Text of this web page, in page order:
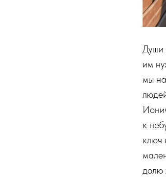
Души
им
мы
к
ключ
долю